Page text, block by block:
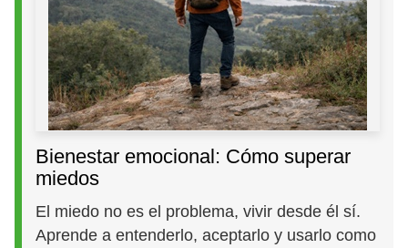
Bienestar emocional: Cómo superar
miedos
El miedo no es el problema, vivir desde él sí.
Aprende a entenderlo, aceptarlo y usarlo como